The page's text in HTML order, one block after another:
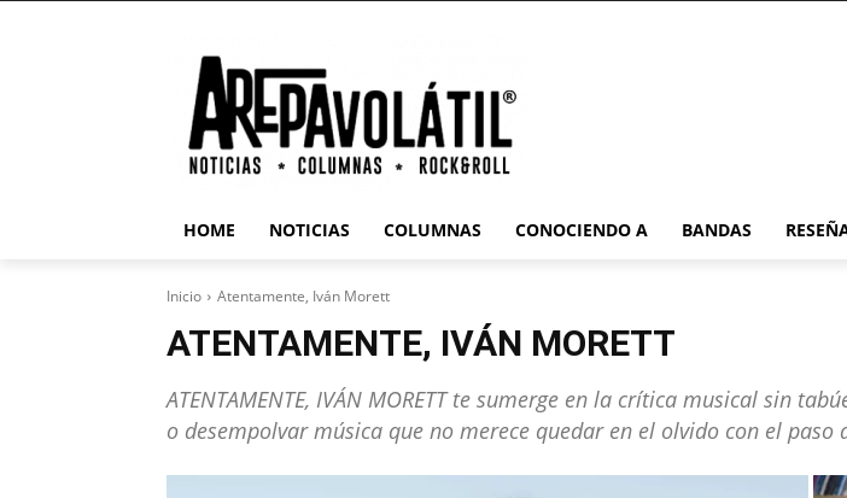
HOME NOTICIAS COLUMNAS CONOCIENDO A BANDAS
Inicio Atentamente, Iván Morett
ATENTAMENTE, IVÁN MORETT
ATENTAMENTE, IVÁN MORETT te sumerge en la crítica musical sin
o desempolvar música que no merece quedar en el olvido con el paso